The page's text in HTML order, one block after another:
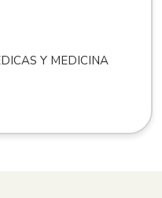
Y MEDICINA